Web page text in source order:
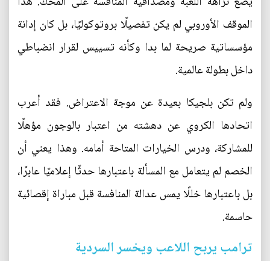
الموقف الأوروبي لم يكن تفصيلًا بروتوكوليًا، بل كان إدانة
مؤسساتية صريحة لما بدا وكأنه تسييس لقرار انضباطي
داخل بطولة عالمية.
ولم تكن بلجيكا بعيدة عن موجة الاعتراض. فقد أعرب
اتحادها الكروي عن دهشته من اعتبار بالوجون مؤهلًا
للمشاركة، ودرس الخيارات المتاحة أمامه. وهذا يعني أن
الخصم لم يتعامل مع المسألة باعتبارها حدثًا إعلاميًا عابرًا،
بل باعتبارها خللًا يمس عدالة المنافسة قبل مباراة إقصائية
حاسمة.
ترامب يربح اللاعب ويخسر السردية